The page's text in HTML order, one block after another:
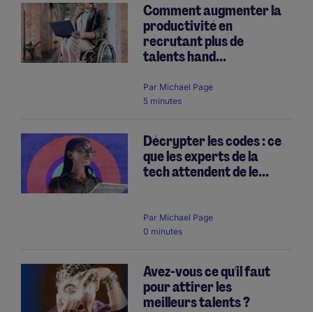
Comment augmenter la
productivité en
recrutant plus de
talents hand...
Par Michael Page
5 minutes
Décrypter les codes : ce
que les experts de la
tech attendent de le...
Par Michael Page
0 minutes
Avez-vous ce qu'il faut
pour attirer les
meilleurs talents ?